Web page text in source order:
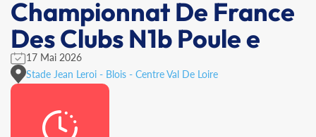
Championnat De France
Des Clubs N1b Poule e
17 Mai 2026
Stade Jean Leroi - Blois - Centre Val De Loire